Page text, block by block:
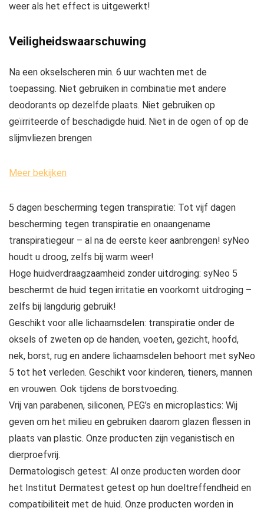
weer als het effect is uitgewerkt!
Veiligheidswaarschuwing
Na een okselscheren min. 6 uur wachten met de
toepassing. Niet gebruiken in combinatie met andere
deodorants op dezelfde plaats. Niet gebruiken op
geïrriteerde of beschadigde huid. Niet in de ogen of op de
slijmvliezen brengen
Meer bekijken
5 dagen bescherming tegen transpiratie: Tot vijf dagen
bescherming tegen transpiratie en onaangename
transpiratiegeur – al na de eerste keer aanbrengen! syNeo
houdt u droog, zelfs bij warm weer!
Hoge huidverdraagzaamheid zonder uitdroging: syNeo 5
beschermt de huid tegen irritatie en voorkomt uitdroging –
zelfs bij langdurig gebruik!
Geschikt voor alle lichaamsdelen: transpiratie onder de
oksels of zweten op de handen, voeten, gezicht, hoofd,
nek, borst, rug en andere lichaamsdelen behoort met syNeo
5 tot het verleden. Geschikt voor kinderen, tieners, mannen
en vrouwen. Ook tijdens de borstvoeding.
Vrij van parabenen, siliconen, PEG’s en microplastics: Wij
geven om het milieu en gebruiken daarom glazen flessen in
plaats van plastic. Onze producten zijn veganistisch en
dierproefvrij.
Dermatologisch getest: Al onze producten worden door
het Institut Dermatest getest op hun doeltreffendheid en
compatibiliteit met de huid. Onze producten worden in